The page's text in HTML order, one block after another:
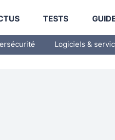
TESTS
Logiciels &